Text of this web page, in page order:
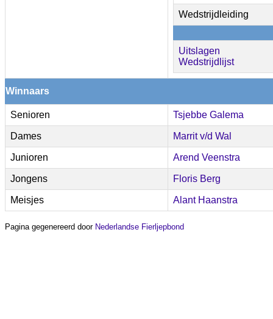
Wedstrijdleiding
Uitslagen
Wedstrijdlijst
Winnaars
Senioren Tsjebbe Galema
Dames Marrit v/d Wal
Junioren Arend Veenstra
Jongens Floris Berg
Meisjes Alant Haanstra
Pagina gegenereerd door Nederlandse Fierljepbond